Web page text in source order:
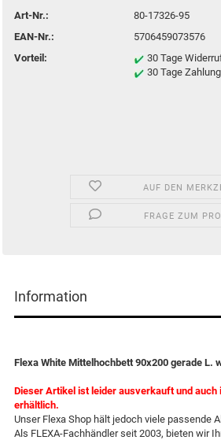
Art-Nr.:
80-17326-95
EAN-Nr.:
5706459073576
Vorteil:
30 Tage
30 Tage
AUF DEN
FRAGE ZUM
Information
Flexa White Mittelhochbett 90x200 gerade L.
Dieser Artikel ist leider ausverkauft und auch
erhältlich.
Unser Flexa Shop hält jedoch viele passende
Als FLEXA-Fachhändler seit 2003, bieten wir